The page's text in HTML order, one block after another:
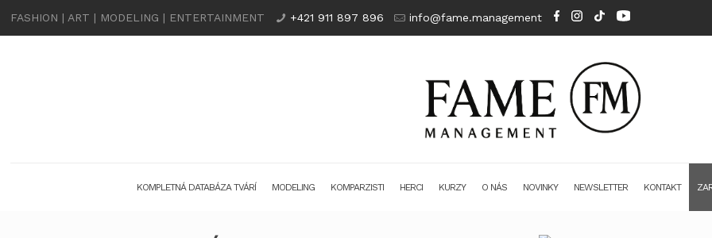
FASHION | ART | MODELING | ENTERTAINMENT +421 911 897 896 info@fame.management
KOMPLETNÁ DATABÁZA TVÁRÍ MODELING KOMPARZISTI HERCI KURZY O NÁS NOVINKY NEWSLETTER KONTAKT